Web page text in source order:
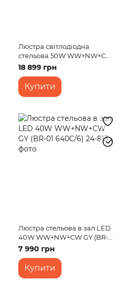
Люстра світлодіодна
стельова 50W WW+NW+CW
G (BR-01 667C/5)
18 899 грн
Купити
Люстра стельова в зал LED
40W WW+NW+CW GY (BR-01
640C/6)
7 990 грн
Купити